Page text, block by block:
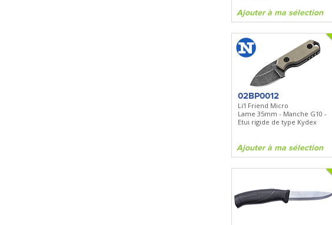
Ajouter à ma sélection
02BP0012
Li'l Friend Micro
Lame 35mm - Manche G10 -
Etui rigide de type Kydex
Ajouter à ma sélection